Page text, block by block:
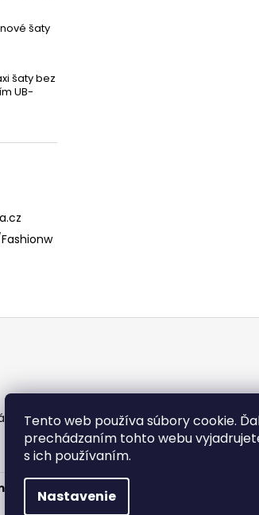
Tento web používa súbory cookie.
prechádzaním tohto webu
s ich používaním.
Nastavenie
šaty
šaty bez
UB-
- stiahni Doba dodania Obchodné
. Všetky práva vyhradené.